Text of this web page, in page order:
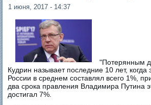
1 июня, 2017 - 14:37
"Потерянным
Кудрин называет последние 10 лет, когда
России в среднем составлял всего 1%,
два срока правления Владимира Путина
достигал 7%.